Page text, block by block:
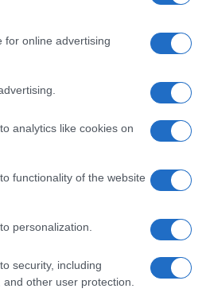
for online advertising
analytics like cookies on
functionality of the website
personalization.
security, including
other user protection.
di accumulare
è cruciale
si è investitori
1
2
3
4
5